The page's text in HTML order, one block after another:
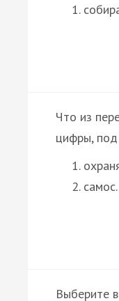
Что из
цифры,
Выберите